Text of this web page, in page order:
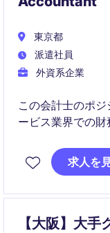
東京都
派遣社員
外資系企業
この会計士のポ
ービス業界での
計プロセスの効
ています。
求人を
【大阪】大